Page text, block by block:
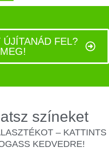
FEL?
színeket
– KATTINTS
KEDVEDRE!